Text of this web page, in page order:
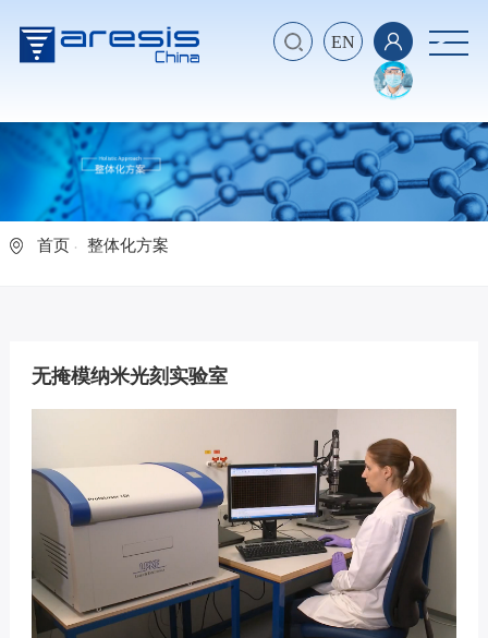
EN
首页 整体化方案
无掩模纳米光刻实验室